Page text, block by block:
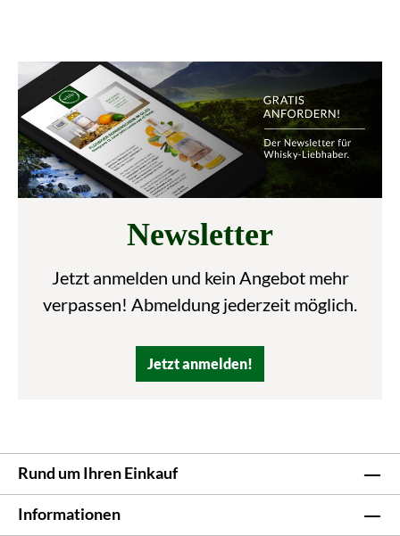
Newsletter
Jetzt anmelden und kein Angebot mehr
verpassen! Abmeldung jederzeit möglich.
Jetzt anmelden!
Rund um Ihren Einkauf
Informationen